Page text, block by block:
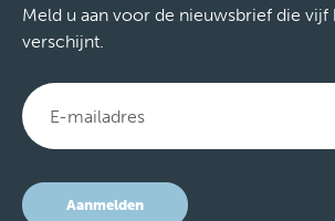
Meld u aan voor de nieuwsbrief die vijf
verschijnt.
Aanmelden